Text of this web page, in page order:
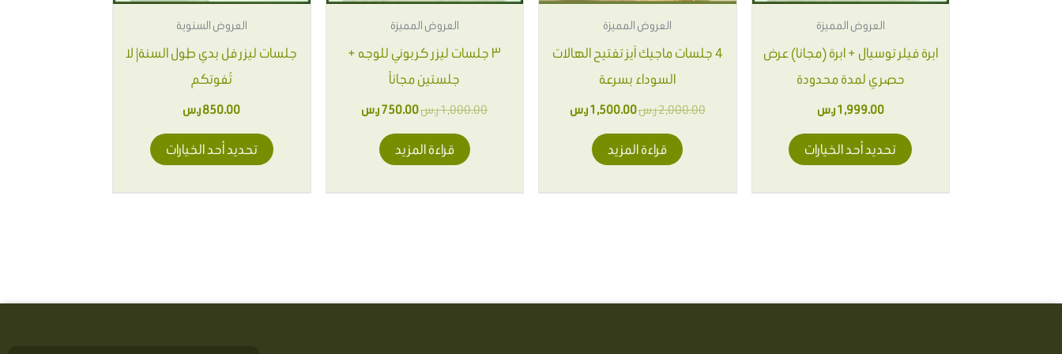
العروض المميزة
ابرة فيلر توسيال + ابرة (مجانا) عرض
حصري لمدة محدودة
1,999.00ر.س
تحديد أحد الخيارات
الخيارات
العروض المميزة
4 جلسات ماجيك آيز تفتيح الهالات
السوداء بسرعة
2,000.00ر.س1,500.00ر.س
قراءة المزيد
العروض المميزة
٣ جلسات ليزر كربوني للوجه +
جلستين مجاناً
1,000.00ر.س750.00ر.س
قراءة المزيد
العروض السنوية
جلسات ليزر فل بدي طول السنة| لا
تُفوتكم
850.00ر.س
تحديد أحد الخيارات
الخيارات